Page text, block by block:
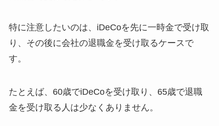
特に注意したいのは、iDeCoを先に一時金で受け取
り、その後に会社の退職金を受け取るケースで
す。
たとえば、60歳でiDeCoを受け取り、65歳で退職
金を受け取る人は少なくありません。